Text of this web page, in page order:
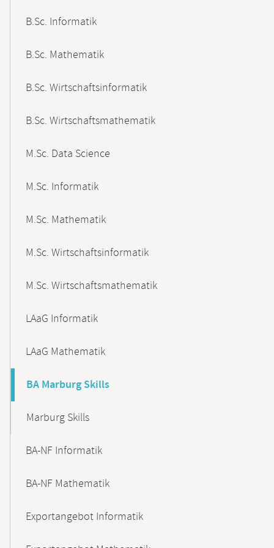
B.Sc. Informatik
B.Sc. Mathematik
B.Sc. Wirtschaftsinformatik
B.Sc. Wirtschaftsmathematik
M.Sc. Data Science
M.Sc. Informatik
M.Sc. Mathematik
M.Sc. Wirtschaftsinformatik
M.Sc. Wirtschaftsmathematik
LAaG Informatik
LAaG Mathematik
BA Marburg Skills
Marburg Skills
BA-NF Informatik
BA-NF Mathematik
Exportangebot Informatik